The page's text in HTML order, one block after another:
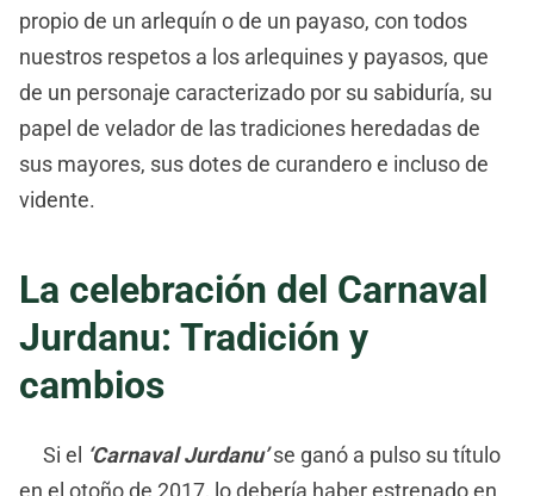
propio de un arlequín o de un payaso, con todos
nuestros respetos a los arlequines y payasos, que
de un personaje caracterizado por su sabiduría, su
papel de velador de las tradiciones heredadas de
sus mayores, sus dotes de curandero e incluso de
vidente.
La celebración del Carnaval
Jurdanu: Tradición y
cambios
Si el ‘Carnaval Jurdanu’se ganó a pulso su título
en el otoño de 2017, lo debería haber estrenado en